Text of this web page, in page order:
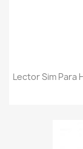
Lector Sim Para